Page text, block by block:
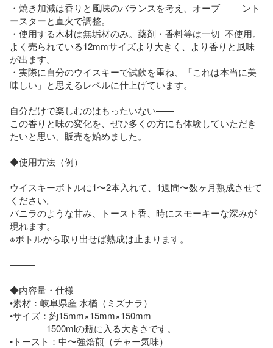
・焼き加減は香りと風味のバランスを考え、オーブ         ント
ースターと直火で調整。
・使用する木材は無垢材のみ。薬剤・香料等は一切  不使用。
よく売られている12mmサイズより大きく、より香りと風味
が出ます。
・実際に自分のウイスキーで試飲を重ね、「これは本当に美
味しい」と思えるレベルに仕上げています。
自分だけで楽しむのはもったいない――
この香りと味の変化を、ぜひ多くの方にも体験していただき
たいと思い、販売を始めました。
◆使用方法（例）
ウイスキーボトルに1〜2本入れて、1週間〜数ヶ月熟成させて
ください。
バニラのような甘み、トースト香、時にスモーキーな深みが
現れます。
※ボトルから取り出せば熟成は止まります。
⸻
◆内容量・仕様
•素材：岐阜県産 水楢（ミズナラ）
•サイズ：約15mm×15mm×150mm
1500mlの瓶に入る大きさです。
•トースト：中〜強焙煎（チャー気味）